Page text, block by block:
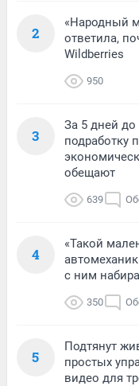
2
«Народный
ответила,
Wildberries
950
3
За 5 дней до
подработку
обещают
639
4
«Такой
с ним
350
5
Подтянут
простых
видео для